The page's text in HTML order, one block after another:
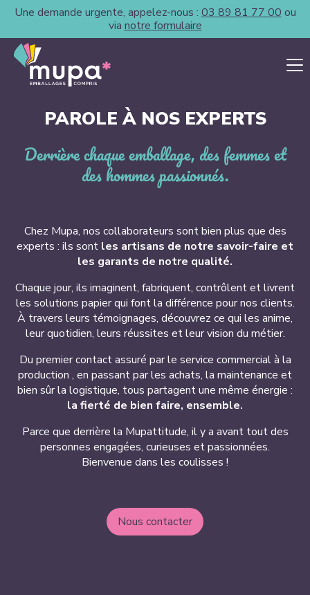
Une demande urgente, appelez-nous : 03 89 81 77 00 ou
via notre formulaire
PAROLE À NOS EXPERTS
Derrière chaque emballage, des femmes et
des hommes passionnés.
Chez Mupa, nos collaborateurs sont bien plus que des
experts : ils sont les artisans de notre savoir-faire et
les garants de notre qualité.
Chaque jour, ils imaginent, fabriquent, contrôlent et livrent
les solutions papier qui font la différence pour nos clients.
À travers leurs témoignages, découvrez ce qui les anime,
leur quotidien, leurs réussites et leur vision du métier.
Du premier contact assuré par le service commercial à la
production , en passant par les achats, la maintenance et
bien sûr la logistique, tous partagent une même énergie :
la fierté de bien faire, ensemble.
Parce que derrière la Mupattitude, il y a avant tout des
personnes engagées, curieuses et passionnées.
Bienvenue dans les coulisses !
Nous contacter